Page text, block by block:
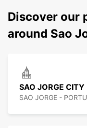
Discover our
around Sao
SAO JORGE CITY
SAO JORGE -